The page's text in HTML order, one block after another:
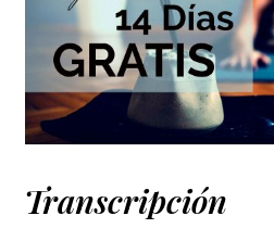
Transcripción